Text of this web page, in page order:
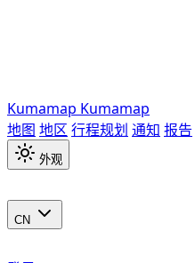
Kumamap Kumamap
地图 地区 行程规划 通知 报告
外观
CN